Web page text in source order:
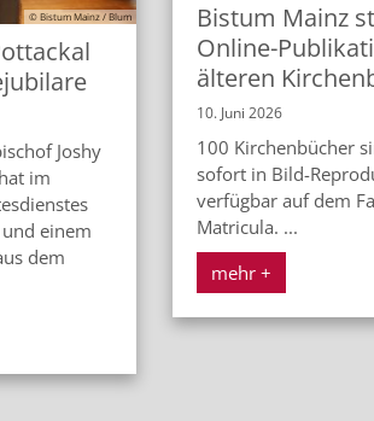
© Bistum Mainz / Blum
Joshy
im
einem
dem
Bistum Mainz
Online-
älteren
10. Juni 2026
100 Kirchenbücher
sofort in Bild-
verfügbar auf dem
Matricula. ...
mehr +